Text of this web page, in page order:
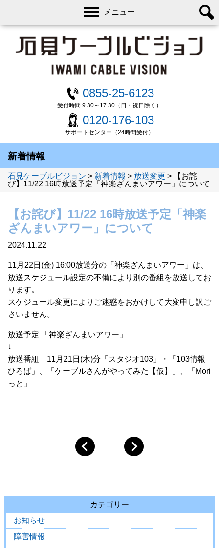
0855-25-6123
受付時間 9:30～17:30（日・祝日除く）
0120-176-103
サポートセンター（24時間受付）
メニュー
新着情報
石見ケーブルビジョン > 新着情報 > 放送変更 >
【お詫
び】11/22 16時放送予定「神楽ざんまいアワー」について
【お詫び】11/22 16時放送予定「神楽
ざんまいアワー」について
2024.11.22
11月22日(金) 16:00放送分の「神楽ざんまいアワー」は、
放送スケジュール設定の不備により別の番組を放送してお
ります。
スケジュール変更によりご迷惑をおかけして大変申し訳ご
さいません。
放送予定 「神楽ざんまいアワー」
↓
放送番組 11月21日(木)分「スタジオ103」・「103情報
ひろば」、「ケーブルさんがやってみた【仮】」、「Mori
っと」
カテゴリー
お知らせ
障害情報